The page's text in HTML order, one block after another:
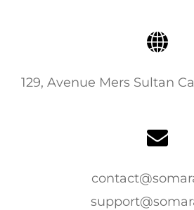
129, Avenue Mers Sultan